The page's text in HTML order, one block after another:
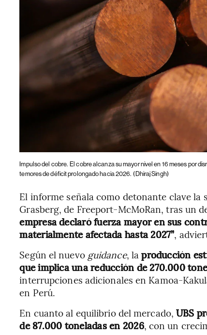
Impulso del cobre. El cobre alcanza su mayor nivel en 16 meses por
temores de déficit prolongado hacia 2026. (Dhiraj Singh)
El informe señala como detonante clave la
Grasberg, de Freeport-McMoRan, tras un
empresa declaró fuerza mayor en sus
materialmente afectada hasta 2027”,
Según el nuevo guidance, la producción
que implica una reducción de 270.000
interrupciones adicionales en Kamoa-
en Perú.
En cuanto al equilibrio del mercado,UBS
de 87.000 toneladas en 2026, con un